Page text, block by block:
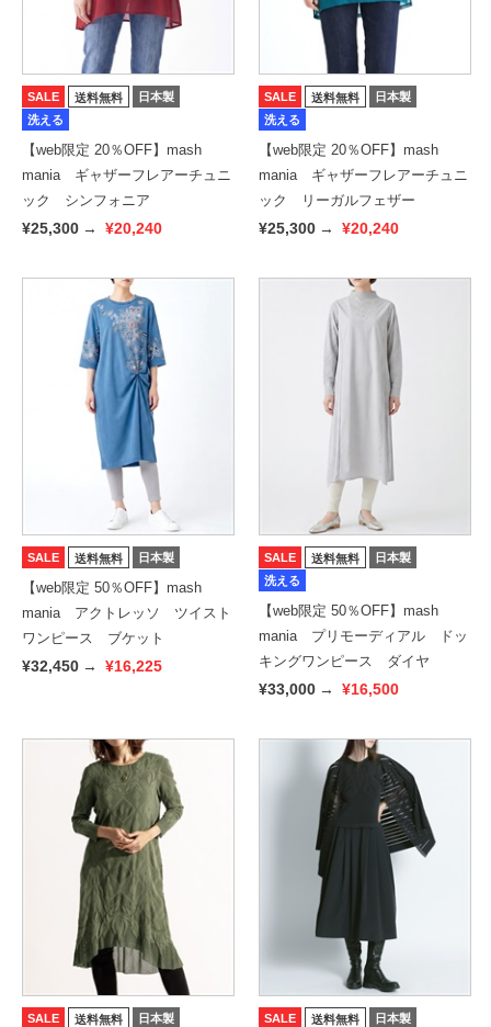
SALE 送料無料
日本製
洗える
【web限定 20％OFF】mash
mania ギャザーフレアーチュニ
ック シンフォニア
¥25,300 → ¥20,240
SALE 送料無料
日本製
洗える
【web限定 20％OFF】mash
mania ギャザーフレアーチュニ
ック リーガルフェザー
¥25,300 → ¥20,240
SALE 送料無料 日本製
【web限定 50％OFF】mash
mania アクトレッソ ツイスト
ワンピース ブケット
¥32,450 → ¥16,225
SALE 送料無料
日本製
洗える
【web限定 50％OFF】mash
mania プリモーディアル ドッ
キングワンピース ダイヤ
¥33,000 → ¥16,500
SALE 送料無料
日本製
SALE 送料無料 日本製